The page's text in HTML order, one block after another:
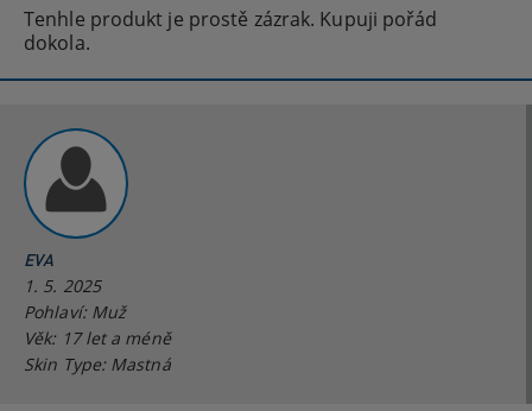
Tenhle produkt je prostě zázrak. Kupuji pořád
dokola.
EVA
1. 5. 2025
Pohlaví: Muž
Věk: 17 let a méně
Skin Type: Mastná